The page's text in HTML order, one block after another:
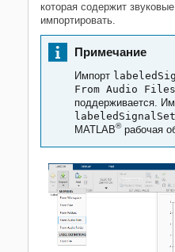
которая содержит
импортировать.
Примечание
Импорт
From Audio Files
поддерживается.
labeledSignalSet
MATLAB®рабочая